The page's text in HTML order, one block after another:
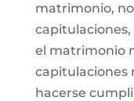
matrimonio, no
capitulaciones,
el matrimonio
capitulaciones
hacerse